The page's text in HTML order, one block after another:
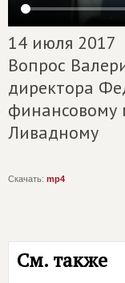
14 июля 2017
Вопрос
директора
финансовому
Ливадному
Скачать: mp4
См. также